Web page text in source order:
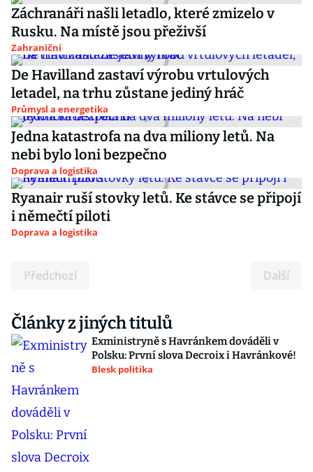
Záchranáři našli letadlo, které zmizelo v
Rusku. Na místě jsou přeživší
Zahraniční
De Havilland zastaví výrobu vrtulových
letadel, na trhu zůstane jediný hráč
Průmysl a energetika
Jedna katastrofa na dva miliony letů. Na
nebi bylo loni bezpečno
Doprava a logistika
Ryanair ruší stovky letů. Ke stávce se připojí
i němečtí piloti
Doprava a logistika
Předchozí Další
Články z jiných titulů
Exministryně s Havránkem dováděli v
Polsku: První slova Decroix i Havránkové!
Blesk politika